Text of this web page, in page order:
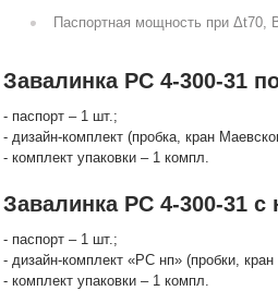
Паспортная мощность при Δt70,
Завалинка РС 4-300-31
- паспорт – 1 шт.;
- дизайн-комплект (пробка, кран
- комплект упаковки – 1 компл.
Завалинка РС 4-300-31
- паспорт – 1 шт.;
- дизайн-комплект «РС нп» (пробки,
- комплект упаковки – 1 компл.